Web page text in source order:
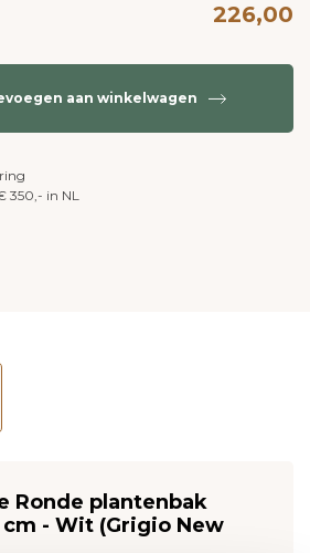
226,00
aan winkelwagen
350,- in NL
Ronde plantenbak
cm - Wit (Grigio New